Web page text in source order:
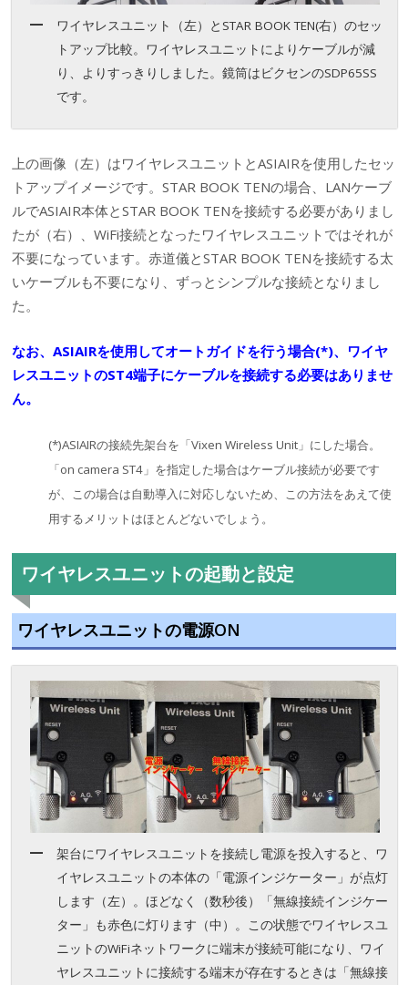
ワイヤレスユニット（左）とSTAR BOOK TEN(右）のセッ
トアップ比較。ワイヤレスユニットによりケーブルが減
り、よりすっきりしました。鏡筒はビクセンのSDP65SS
です。
上の画像（左）はワイヤレスユニットとASIAIRを使用したセッ
トアップイメージです。STAR BOOK TENの場合、LANケーブ
ルでASIAIR本体とSTAR BOOK TENを接続する必要がありまし
たが（右）、WiFi接続となったワイヤレスユニットではそれが
不要になっています。赤道儀とSTAR BOOK TENを接続する太
いケーブルも不要になり、ずっとシンプルな接続となりまし
た。
なお、ASIAIRを使用してオートガイドを行う場合(*)、ワイヤ
レスユニットのST4端子にケーブルを接続する必要はありませ
ん。
(*)ASIAIRの接続先架台を「Vixen Wireless Unit」にした場合。
「on camera ST4」を指定した場合はケーブル接続が必要です
が、この場合は自動導入に対応しないため、この方法をあえて使
用するメリットはほとんどないでしょう 。
ワイヤレスユニットの起動と設定
ワイヤレスユニットの電源ON
架台にワイヤレスユニットを接続し電源を投入すると、ワ
イヤレスユニットの本体の「電源インジケーター」が点灯
します（左）。ほどなく（数秒後）「無線接続インジケー
ター」も赤色に灯ります（中）。この状態でワイヤレスユ
ニットのWiFiネットワークに端末が接続可能になり、ワイ
ヤレスユニットに接続する端末が存在するときは「無線接